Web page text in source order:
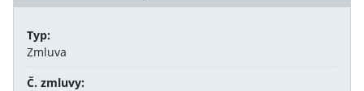
Typ:
Zmluva
Č. zmluvy: